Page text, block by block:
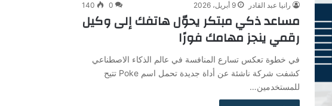
رانيا عبد القادر 9 أبريل، 2026 0
140
مساعد ذكي مبتكر يحوّل هاتفك إلى وكيل
رقمي ينجز مهامك فورًا
في خطوة تعكس تسارع المنافسة في عالم الذكاء الاصطناعي
كشفت شركة ناشئة عن أداة جديدة تحمل اسم Poke تتيح
للمستخدمين…